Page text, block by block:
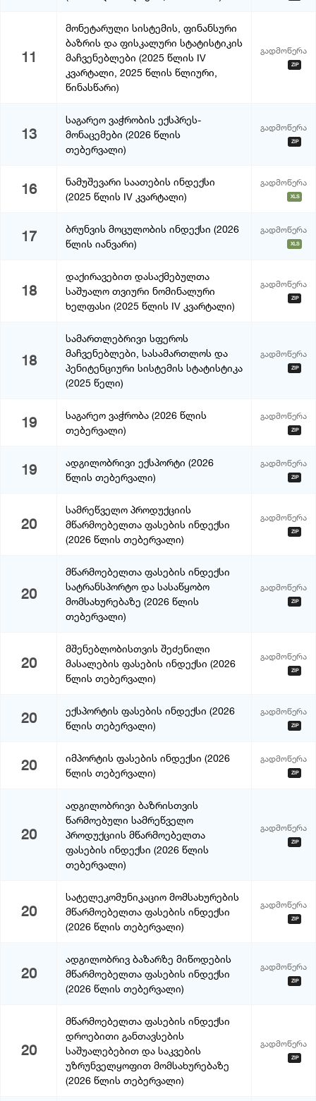
11
მონეტარული სისტემის, ფინანსური
ბაზრის და ფისკალური სტატისტიკის
მაჩვენებლები (2025 წლის IV
კვარტალი, 2025 წლის წლიური,
წინასწარი)
გადმოწერა
ZIP
13
საგარეო ვაჭრობის ექსპრეს-
მონაცემები (2026 წლის
თებერვალი)
გადმოწერა
ZIP
16
ნამუშევარი საათების ინდექსი
(2025 წლის IV კვარტალი)
გადმოწერა
XLS
17
ბრუნვის მოცულობის ინდექსი (2026
წლის იანვარი)
გადმოწერა
XLS
18
დაქირავებით დასაქმებულთა
საშუალო თვიური ნომინალური
ხელფასი (2025 წლის IV კვარტალი)
გადმოწერა
ZIP
18
სამართლებრივი სფეროს
მაჩვენებლები, სასამართლოს და
პენიტენციური სისტემის სტატისტიკა
(2025 წელი)
გადმოწერა
ZIP
19
საგარეო ვაჭრობა (2026 წლის
თებერვალი)
გადმოწერა
ZIP
19
ადგილობრივი ექსპორტი (2026
წლის თებერვალი)
გადმოწერა
ZIP
20
სამრეწველო პროდუქციის
მწარმოებელთა ფასების ინდექსი
(2026 წლის თებერვალი)
გადმოწერა
ZIP
20
მწარმოებელთა ფასების ინდექსი
სატრანსპორტო და სასაწყობო
მომსახურებაზე (2026 წლის
თებერვალი)
გადმოწერა
ZIP
20
მშენებლობისთვის შეძენილი
მასალების ფასების ინდექსი (2026
წლის თებერვალი)
გადმოწერა
ZIP
20
ექსპორტის ფასების ინდექსი (2026
წლის თებერვალი)
გადმოწერა
ZIP
20
იმპორტის ფასების ინდექსი (2026
წლის თებერვალი)
გადმოწერა
ZIP
20
ადგილობრივი ბაზრისთვის
წარმოებული სამრეწველო
პროდუქციის მწარმოებელთა
ფასების ინდექსი (2026 წლის
თებერვალი)
გადმოწერა
ZIP
20
სატელეკომუნიკაციო მომსახურების
მწარმოებელთა ფასების ინდექსი
(2026 წლის თებერვალი)
გადმოწერა
ZIP
20
ადგილობრივ ბაზარზე მიწოდების
მწარმოებელთა ფასების ინდექსი
(2026 წლის თებერვალი)
გადმოწერა
ZIP
20
მწარმოებელთა ფასების ინდექსი
დროებითი განთავსების
საშუალებებით და საკვების
უზრუნველყოფით მომსახურებაზე
(2026 წლის თებერვალი)
გადმოწერა
ZIP